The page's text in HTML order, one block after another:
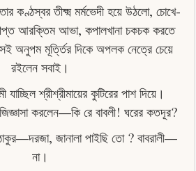
কণ্ঠস্বর তীক্ষ্ম মর্মভেদী হয়ে উঠলো, চোখে-
আরক্তিম আভা, কপালখানা চকচক করতে
অনুপম মূৰ্ত্তির দিকে অপলক নেত্রে চেয়ে
রইলেন সবাই।
যাচ্ছিল শ্রীশ্রীমায়ের কুটিরের পাশ দিয়ে।
করলেন—কি রে বাবলী! ঘরের কতদূর?
জানালা পাইছি তাে ? বাবরালী—
না।